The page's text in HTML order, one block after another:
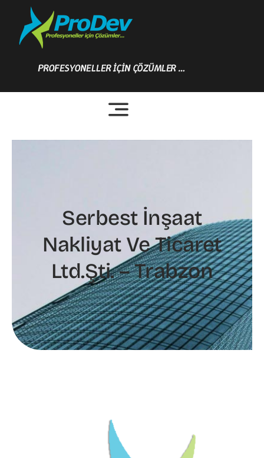
content
PROFESYONELLER İÇİN ÇÖZÜMLER …
Serbest İnşaat
Nakliyat Ve Ticaret
Ltd.Şti. – Trabzon